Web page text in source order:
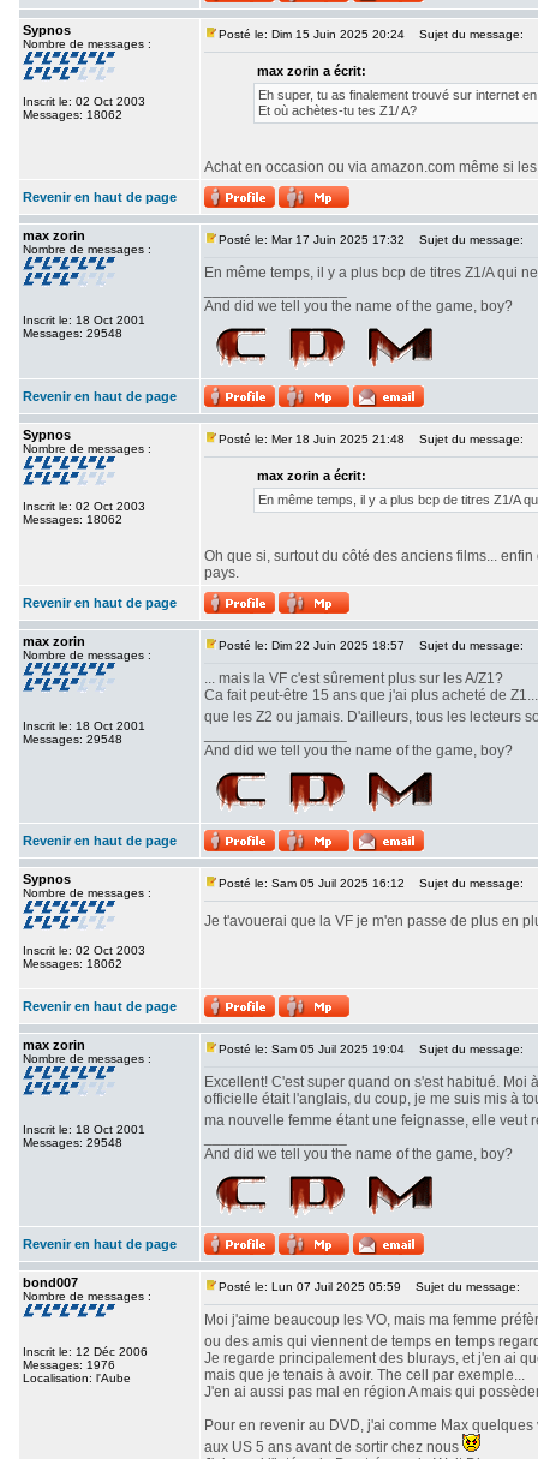
Sypnos
Nombre de messages :
Inscrit le: 02 Oct 2003
Messages: 18062
Posté le: Dim 15 Juin 2025 20:24 Sujet du message:
max zorin a écrit:
Eh super, tu as finalement trouvé sur internet
Et où achètes-tu tes Z1/ A?
Achat en occasion ou via amazon.com même si
Revenir en haut de page
max zorin
Nombre de messages :
Inscrit le: 18 Oct 2001
Messages: 29548
Posté le: Mar 17 Juin 2025 17:32 Sujet du message:
En même temps, il y a plus bcp de titres Z1/A qui
And did we tell you the name of the game, boy?
Revenir en haut de page
Sypnos
Nombre de messages :
Inscrit le: 02 Oct 2003
Messages: 18062
Posté le: Mer 18 Juin 2025 21:48 Sujet du message:
max zorin a écrit:
En même temps, il y a plus bcp de titres Z1/A
Oh que si, surtout du côté des anciens films...
pays.
Revenir en haut de page
max zorin
Nombre de messages :
Inscrit le: 18 Oct 2001
Messages: 29548
Posté le: Dim 22 Juin 2025 18:57 Sujet du message:
... mais la VF c'est sûrement plus sur les A/Z1?
Ca fait peut-être 15 ans que j'ai plus acheté de
que les Z2 ou jamais. D'ailleurs, tous les lecteurs
And did we tell you the name of the game, boy?
Revenir en haut de page
Sypnos
Nombre de messages :
Inscrit le: 02 Oct 2003
Messages: 18062
Posté le: Sam 05 Juil 2025 16:12 Sujet du message:
Je t'avouerai que la VF je m'en passe de plus en
Revenir en haut de page
max zorin
Nombre de messages :
Inscrit le: 18 Oct 2001
Messages: 29548
Posté le: Sam 05 Juil 2025 19:04 Sujet du message:
Excellent! C'est super quand on s'est habitué.
officielle était l'anglais, du coup, je me suis mis à
ma nouvelle femme étant une feignasse, elle
And did we tell you the name of the game, boy?
Revenir en haut de page
bond007
Nombre de messages :
Inscrit le: 12 Déc 2006
Messages: 1976
Localisation: l'Aube
Posté le: Lun 07 Juil 2025 05:59 Sujet du message:
Moi j'aime beaucoup les VO, mais ma femme
ou des amis qui viennent de temps en temps
Je regarde principalement des blurays, et j'en ai
mais que je tenais à avoir. The cell par exemple...
J'en ai aussi pas mal en région A mais qui
Pour en revenir au DVD, j'ai comme Max
aux US 5 ans avant de sortir chez nous